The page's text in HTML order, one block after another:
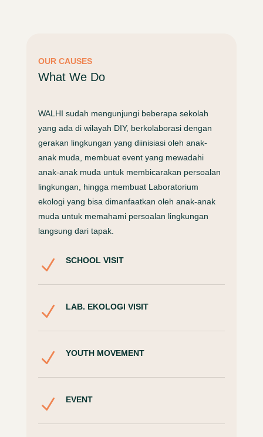
OUR CAUSES
What We Do
WALHI sudah mengunjungi beberapa sekolah
yang ada di wilayah DIY, berkolaborasi dengan
gerakan lingkungan yang diinisiasi oleh anak-
anak muda, membuat event yang mewadahi
anak-anak muda untuk membicarakan persoalan
lingkungan, hingga membuat Laboratorium
ekologi yang bisa dimanfaatkan oleh anak-anak
muda untuk memahami persoalan lingkungan
langsung dari tapak.
N SCHOOL VISIT
N LAB. EKOLOGI VISIT
N YOUTH MOVEMENT
N EVENT